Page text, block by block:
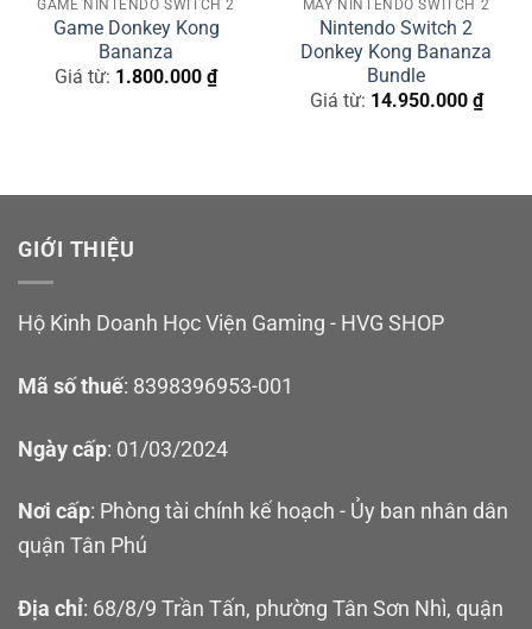
GAME NINTENDO SWITCH 2
Game Donkey Kong
Bananza
Giá từ: 1.800.000 ₫
MÁY NINTENDO SWITCH 2
Nintendo Switch 2
Donkey Kong Bananza
Bundle
Giá từ: 14.950.000 ₫
GIỚI THIỆU
Hộ Kinh Doanh Học Viện Gaming - HVG SHOP
Mã số thuế: 8398396953-001
Ngày cấp: 01/03/2024
Nơi cấp: Phòng tài chính kế hoạch - Ủy ban nhân dân
quận Tân Phú
Địa chỉ: 68/8/9 Trần Tấn, phường Tân Sơn Nhì, quận